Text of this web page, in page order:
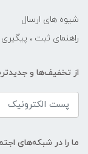
شیوه های ارسال
راهنمای ثبت ،
از تخفیف‌ها و
ما را در شبکه‌های